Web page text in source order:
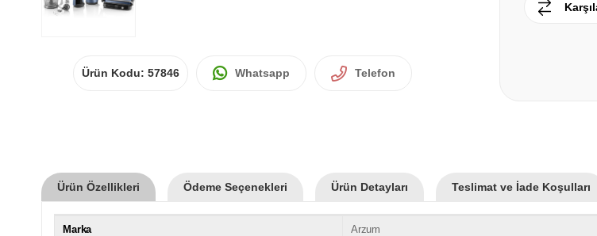
Ürün Kodu: 57846 Whatsapp Telefon
Ürün Özellikleri Ödeme Seçenekleri Ürün Detayları Teslimat ve İade Koşulları
Marka Arzum